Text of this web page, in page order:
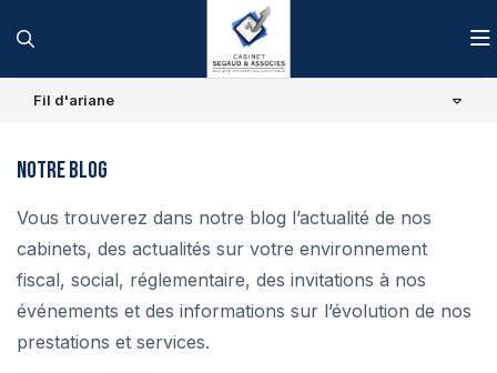
Notre cabinet
Présentation
Notre bureau
Nos équipes
Notre réseau
Nos missions
Missions comptables
Missions d’externalisation
Missions fiscales
Actualités
Actualités
Créer mon entreprise
Blog
Espace client
Fil d'ariane
Notre blog
Vous trouverez dans notre blog l’actualité de nos
cabinets, des actualités sur votre environnement
fiscal, social, réglementaire, des invitations à nos
événements et des informations sur l’évolution de nos
prestations et services.